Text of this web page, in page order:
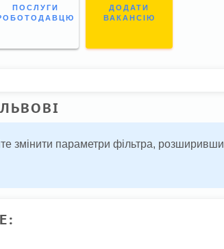
ПОСЛУГИ
ДОДАТИ
ВАКАНСІЮ
змінити параметри фільтра, розширивши